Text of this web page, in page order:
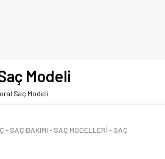
Modeli
Saç Modeli
SAÇ BAKIMI SAÇ MODELLERI
SAÇ